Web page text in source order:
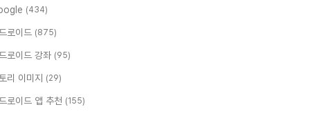
(434)
로이드 (875)
로이드 강좌 (95)
리 이미지 (29)
로이드 앱 추천 (155)